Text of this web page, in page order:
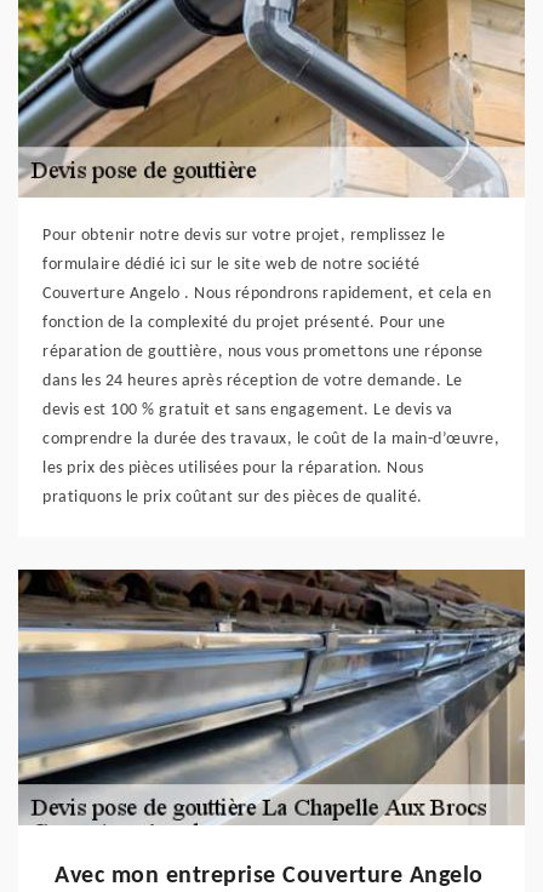
Pour obtenir notre devis sur votre projet, remplissez le
formulaire dédié ici sur le site web de notre société
Couverture Angelo . Nous répondrons rapidement, et cela en
fonction de la complexité du projet présenté. Pour une
réparation de gouttière, nous vous promettons une réponse
dans les 24 heures après réception de votre demande. Le
devis est 100 % gratuit et sans engagement. Le devis va
comprendre la durée des travaux, le coût de la main-d’œuvre,
les prix des pièces utilisées pour la réparation. Nous
pratiquons le prix coûtant sur des pièces de qualité.
Avec mon entreprise Couverture Angelo